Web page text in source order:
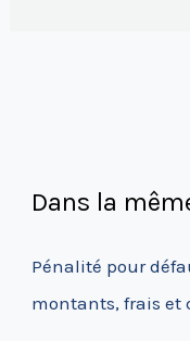
Dans la
Pénalité pour
montants, frais et